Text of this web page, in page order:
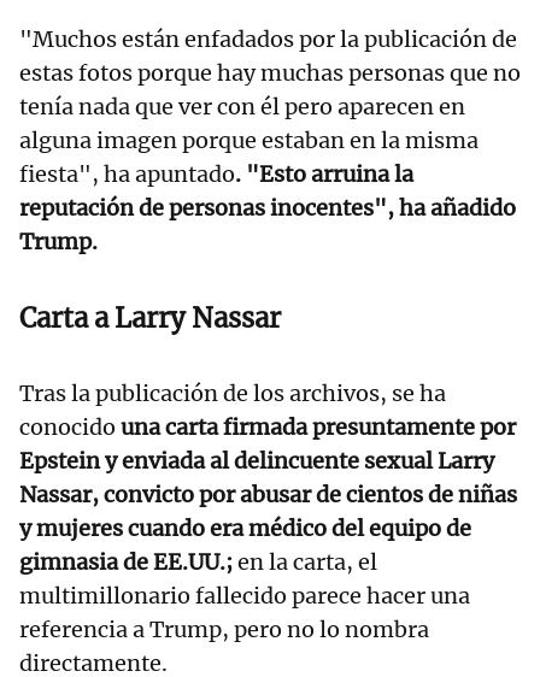
"Muchos están enfadados por la publicación de
estas fotos porque hay muchas personas que no
tenía nada que ver con él pero aparecen en
alguna imagen porque estaban en la misma
fiesta", ha apuntado. "Esto arruina la
reputación de personas inocentes", ha añadido
Trump.
Carta aLarry Nassar
Tras la publicación de los archivos, se ha
conocido una carta firmada presuntamente por
Epstein y enviada al delincuente sexual Larry
Nassar, convicto por abusar de cientos de niñas
y mujeres cuando era médico del equipo de
gimnasia de EE.UU.;en la carta, el
multimillonario fallecido parece hacer una
referencia a Trump, pero no lo nombra
directamente.